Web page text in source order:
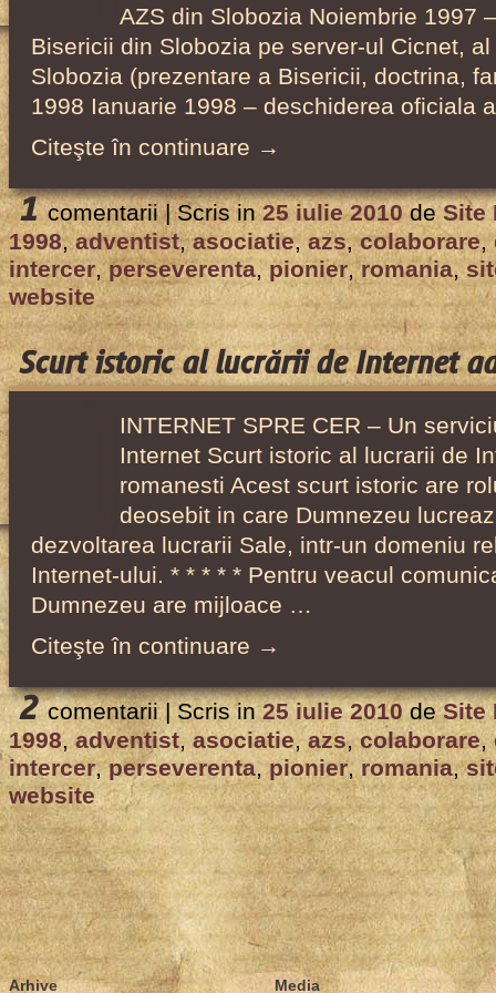
Dumnezeu,
cu
Dwight
K.
Octombrie
–
15
Noiembrie
1998
AZS din Slobozia Noiembrie 1997
Bisericii din Slobozia pe server-ul Cicnet,
Slobozia (prezentare a Bisericii, doctrina,
1998 Ianuarie 1998 – deschiderea oficiala
Citeşte în continuare →
1 comentarii |Scris in 25 iulie 2010 de Site
1998,adventist,asociatie,azs,colaborare,
intercer,perseverenta,pionier,romania,
website
Scurt istoric al lucrării de Internet
INTERNET SPRE CER – Un
Internet Scurt istoric al lucrarii de
romanesti Acest scurt istoric are
deosebit in care Dumnezeu
dezvoltarea lucrarii Sale, intr-un domeniu
Internet-ului. * * * * * Pentru veacul
Dumnezeu are mijloace …
Citeşte în continuare →
2 comentarii |Scris in 25 iulie 2010 de Site
1998,adventist,asociatie,azs,colaborare,
intercer,perseverenta,pionier,romania,
website
Arhive Media